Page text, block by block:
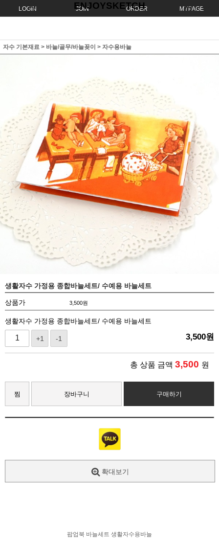
LOGIN JOIN ORDER MYPAGE
ENJOYSKETCH
자수 기본재료 > 바늘/골무/바늘꽂이 > 자수용바늘
생활자수 가정용 종합바늘세트/ 수예용 바늘세트
상품가 3,500원
생활자수 가정용 종합바늘세트/ 수예용 바늘세트
+1 -1 3,500원
총 상품 금액 3,500 원
찜 장바구니 구매하기
확대보기
팝업북 바늘세트 생활자수용바늘